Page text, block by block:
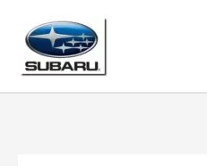
содержимому